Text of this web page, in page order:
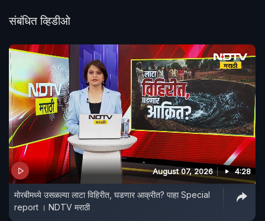
संबंधित व्हिडीओ
August 07, 2026 4:28
मोरबीमध्ये उसळल्या लाटा विहिरीत, घडणार आक्रीत? पाहा Special
report । NDTV मराठी